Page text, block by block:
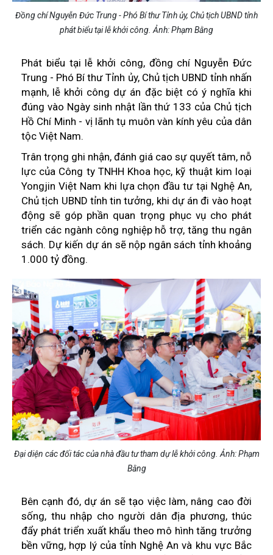
Đồng chí Nguyễn Đức Trung - Phó Bí thư Tỉnh ủy, Chủ tịch UBND tỉnh
phát biểu tại lễ khởi công. Ảnh: Phạm Bằng
Phát biểu tại lễ khởi công, đồng chí Nguyễn Đức
Trung - Phó Bí thư Tỉnh ủy, Chủ tịch UBND tỉnh nhấn
mạnh, lễ khởi công dự án đặc biệt có ý nghĩa khi
đúng vào Ngày sinh nhật lần thứ 133 của Chủ tịch
Hồ Chí Minh - vị lãnh tụ muôn vàn kính yêu của dân
tộc Việt Nam.
Trân trọng ghi nhận, đánh giá cao sự quyết tâm, nỗ
lực của Công ty TNHH Khoa học, kỹ thuật kim loại
Yongjin Việt Nam khi lựa chọn đầu tư tại Nghệ An,
Chủ tịch UBND tỉnh tin tưởng, khi dự án đi vào hoạt
động sẽ góp phần quan trọng phục vụ cho phát
triển các ngành công nghiệp hỗ trợ, tăng thu ngân
sách. Dự kiến dự án sẽ nộp ngân sách tỉnh khoảng
1.000 tỷ đồng.
Đại diện các đối tác của nhà đầu tư tham dự lễ khởi công. Ảnh: Phạm
Bằng
Bên cạnh đó, dự án sẽ tạo việc làm, nâng cao đời
sống, thu nhập cho người dân địa phương, thúc
đẩy phát triển xuất khẩu theo mô hình tăng trưởng
bền vững, hợp lý của tỉnh Nghệ An và khu vực Bắc